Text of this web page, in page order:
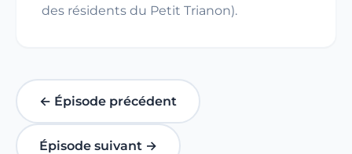
des résidents du Petit Trianon).
← Épisode précédent
Épisode suivant →